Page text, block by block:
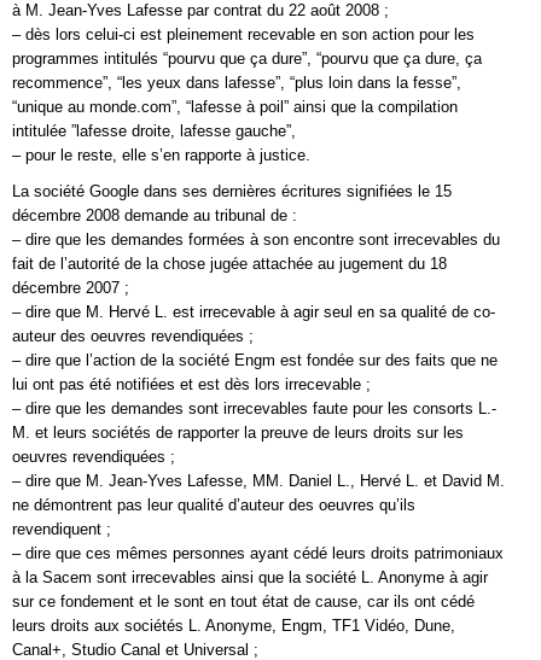
à M. Jean-Yves Lafesse par contrat du 22 août 2008 ;
– dès lors celui-ci est pleinement recevable en son action pour les
programmes intitulés “pourvu que ça dure”, “pourvu que ça dure, ça
recommence”, “les yeux dans lafesse”, “plus loin dans la fesse”,
“unique au monde.com”, “lafesse à poil” ainsi que la compilation
intitulée ”lafesse droite, lafesse gauche”,
– pour le reste, elle s’en rapporte à justice.
La société Google dans ses dernières écritures signifiées le 15
décembre 2008 demande au tribunal de :
– dire que les demandes formées à son encontre sont irrecevables du
fait de l’autorité de la chose jugée attachée au jugement du 18
décembre 2007 ;
– dire que M. Hervé L. est irrecevable à agir seul en sa qualité de co-
auteur des oeuvres revendiquées ;
– dire que l’action de la société Engm est fondée sur des faits que ne
lui ont pas été notifiées et est dès lors irrecevable ;
– dire que les demandes sont irrecevables faute pour les consorts L.-
M. et leurs sociétés de rapporter la preuve de leurs droits sur les
oeuvres revendiquées ;
– dire que M. Jean-Yves Lafesse, MM. Daniel L., Hervé L. et David M.
ne démontrent pas leur qualité d’auteur des oeuvres qu’ils
revendiquent ;
– dire que ces mêmes personnes ayant cédé leurs droits patrimoniaux
à la Sacem sont irrecevables ainsi que la société L. Anonyme à agir
sur ce fondement et le sont en tout état de cause, car ils ont cédé
leurs droits aux sociétés L. Anonyme, Engm, TF1 Vidéo, Dune,
Canal+, Studio Canal et Universal ;